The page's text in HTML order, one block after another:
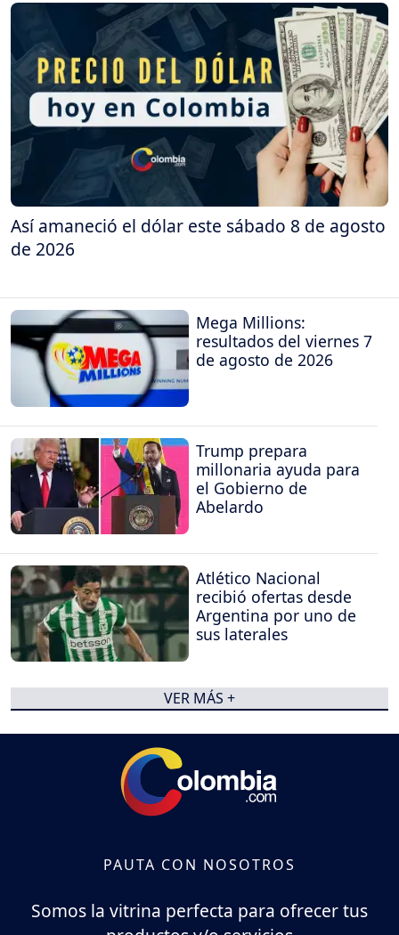
Así amaneció el dólar este sábado 8 de agosto
de 2026
Mega Millions:
resultados del viernes 7
de agosto de 2026
Trump prepara
millonaria ayuda para
el Gobierno de
Abelardo
Atlético Nacional
recibió ofertas desde
Argentina por uno de
sus laterales
VER MÁS +
PAUTA CON NOSOTROS
Somos la vitrina perfecta para ofrecer tus